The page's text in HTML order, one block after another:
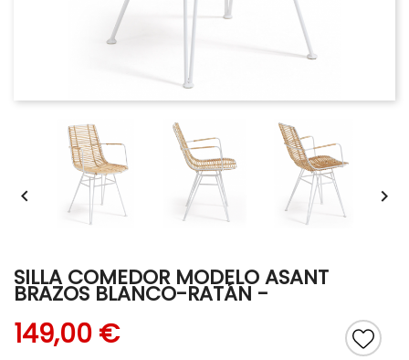
 
SILLA COMEDOR MODELO ASANT
BRAZOS BLANCO-RATÁN-
149,00 €